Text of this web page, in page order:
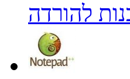
להורדה